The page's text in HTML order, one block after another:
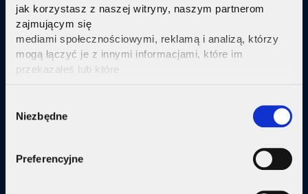
jak korzystasz z naszej witryny, naszym partnerom
zajmującym się
mediami społecznościowymi, reklamą i analizą, którzy
mogą łączyć je z innymi informacjami, które im
przekazałeś lub które
Selection
Niezbędne
Preferencyjne
windykacja@supermedia.pl